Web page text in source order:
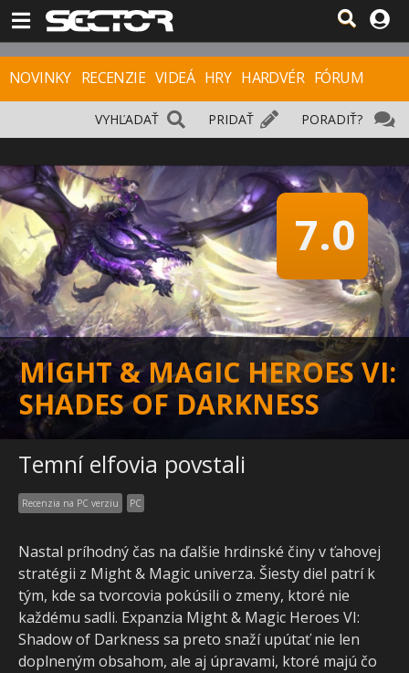
NOVINKY RECENZIE VIDEÁ HRY HARDVÉR FÓRUM
PORADIŤ?
PRIDAŤ
VYHĽADAŤ
MIGHT & MAGIC HEROES VI:
SHADES OF DARKNESS
7.0
Temní elfovia povstali
Recenzia na PC verziu PC
Nastal príhodný čas na ďalšie hrdinské činy v ťahovej
stratégii z Might & Magic univerza. Šiesty diel patrí k
tým, kde sa tvorcovia pokúsili o zmeny, ktoré nie
každému sadli. Expanzia Might & Magic Heroes VI:
Shadow of Darkness sa preto snaží upútať nie len
doplneným obsahom, ale aj úpravami, ktoré majú čo